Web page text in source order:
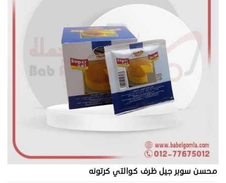
محسن سوبر جيل ظرف كوالتي كرتونه